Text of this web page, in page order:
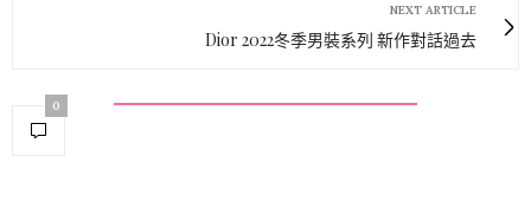
NEXT ARTICLE
Dior 2022冬季男裝系列 新作對話過去
0